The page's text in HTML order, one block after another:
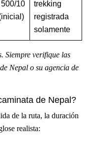
10
trekking
registrada
solamente
Siempre verifique las
Nepal o su agencia de
de Nepal?
de la ruta, la duración
realista: